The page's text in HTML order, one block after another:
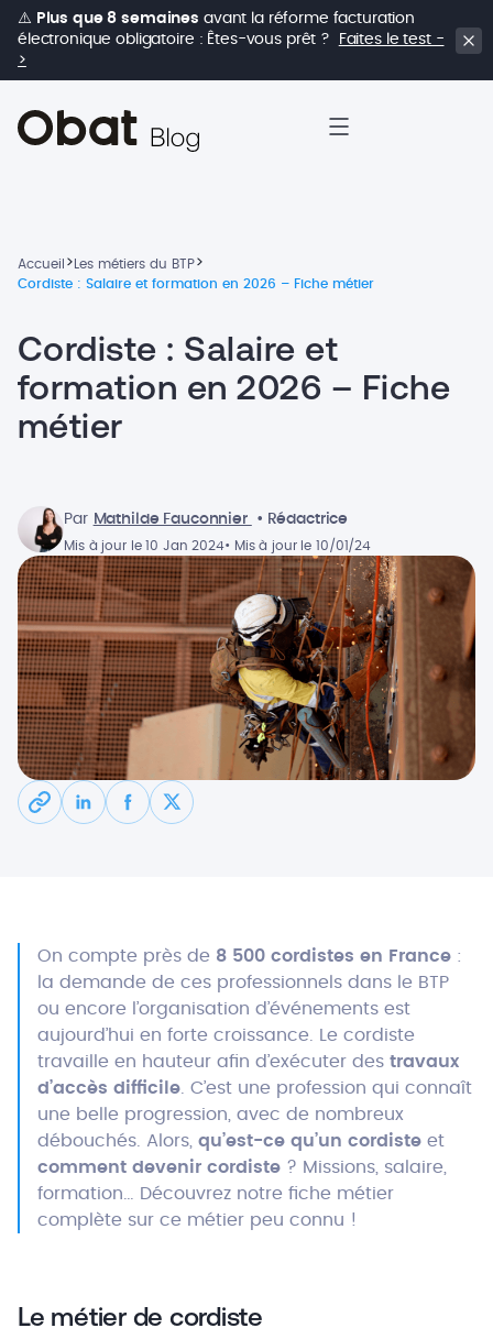
⚠️ Plus que 8 semaines avant la réforme facturation
électronique obligatoire : Êtes-vous prêt ?
Faites le test -
>
Accueil > Les métiers du BTP>
Cordiste : Salaire et formation en 2026 – Fiche métier
Cordiste : Salaire et
formation en 2026 – Fiche
métier
Par Mathilde Fauconnier • Rédactrice
Mis à jour le 10 Jan 2024• Mis à jour le 10/01/24
On compte près de 8 500 cordistes en France :
la demande de ces professionnels dans le BTP
ou encore l’organisation d’événements est
aujourd’hui en forte croissance. Le cordiste
travaille en hauteur afin d’exécuter des travaux
d’accès difficile . C’est une profession qui connaît
une belle progression, avec de nombreux
débouchés. Alors, qu’est-ce qu’un cordiste et
comment devenir cordiste ? Missions, salaire,
formation… Découvrez notre fiche métier
complète sur ce métier peu connu !
Le métier de cordiste